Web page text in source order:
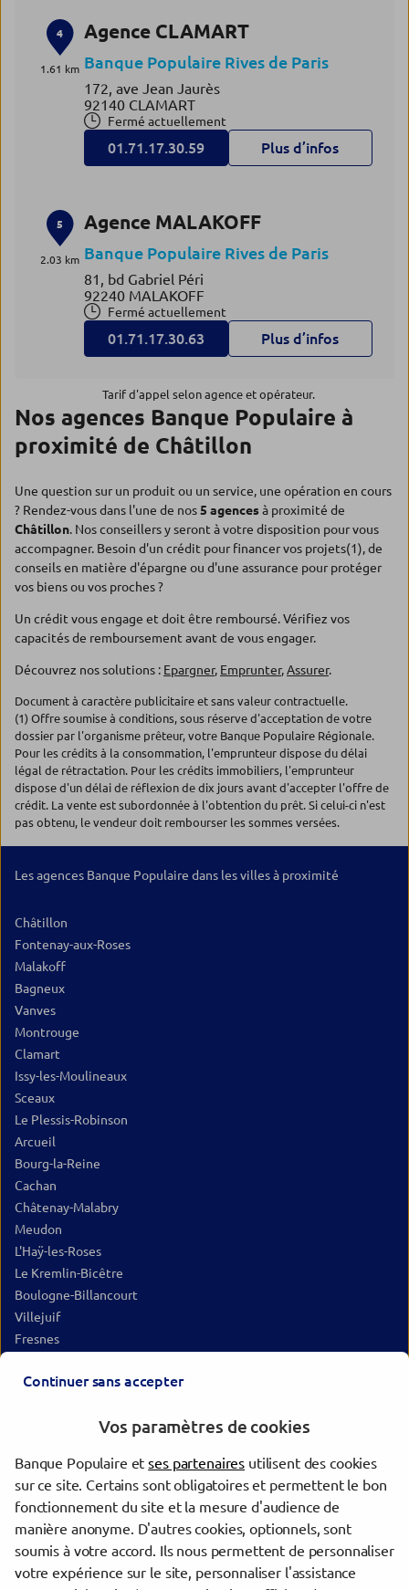
4
1.61 km
Agence CLAMART
Banque Populaire Rives de Paris
172, ave Jean Jaurès
92140 CLAMART
Fermé actuellement
01.71.17.30.59 Plus d’infos
5
2.03 km
Agence MALAKOFF
Banque Populaire Rives de Paris
81, bd Gabriel Péri
92240 MALAKOFF
Fermé actuellement
01.71.17.30.63 Plus d’infos
Tarif d'appel selon agence et opérateur.
Nos agences Banque Populaire à
proximité de Châtillon
Une question sur un produit ou un service, une opération en cours
? Rendez-vous dans l'une de nos5 agencesà proximité de
Châtillon. Nos conseillers y seront à votre disposition pour vous
accompagner. Besoin d'un crédit pour financer vos projets(1), de
conseils en matière d'épargne ou d'une assurance pour protéger
vos biens ou vos proches ?
Un crédit vous engage et doit être remboursé. Vérifiez vos
capacités de remboursement avant de vous engager.
Découvrez nos solutions : Epargner, Emprunter,Assurer.
Document à caractère publicitaire et sans valeur contractuelle.
(1) Offre soumise à conditions, sous réserve d'acceptation de votre
dossier par l'organisme prêteur, votre Banque Populaire Régionale.
Pour les crédits à la consommation, l'emprunteur dispose du délai
légal de rétractation. Pour les crédits immobiliers, l'emprunteur
dispose d'un délai de réflexion de dix jours avant d'accepter l'offre de
crédit. La vente est subordonnée à l'obtention du prêt. Si celui-ci n'est
pas obtenu, le vendeur doit rembourser les sommes versées.
Les agences Banque Populaire dans les villes à proximité
Châtillon
Fontenay-aux-Roses
Malakoff
Bagneux
Vanves
Montrouge
Clamart
Issy-les-Moulineaux
Sceaux
Le Plessis-Robinson
Arcueil
Bourg-la-Reine
Cachan
Châtenay-Malabry
Meudon
L'Haÿ-les-Roses
Le Kremlin-Bicêtre
Boulogne-Billancourt
Villejuif
Fresnes
Chevilly-Larue
Vélizy-Villacoublay
Paris
Saint-Cloud
Vitry-sur-Seine
Thiais
Massy
Continuer sans accepter
Vos paramètres de cookies
Banque Populaire etses partenaires utilisent des cookies
sur ce site. Certains sont obligatoires et permettent le bon
fonctionnement du site et la mesure d'audience de
manière anonyme. D'autres cookies, optionnels, sont
soumis à votre accord. Ils nous permettent de personnaliser
votre expérience sur le site, personnaliser l'assistance